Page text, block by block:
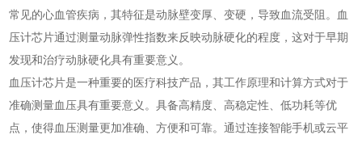
常见的心血管疾病，其特征是动脉壁变厚、变硬，导致血流受阻。血
压计芯片通过测量动脉弹性指数来反映动脉硬化的程度，这对于早期
发现和治疗动脉硬化具有重要意义。
血压计芯片是一种重要的医疗科技产品，其工作原理和计算方式对于
准确测量血压具有重要意义。具备高精度、高稳定性、低功耗等优
点，使得血压测量更加准确、方便和可靠。通过连接智能手机或云平